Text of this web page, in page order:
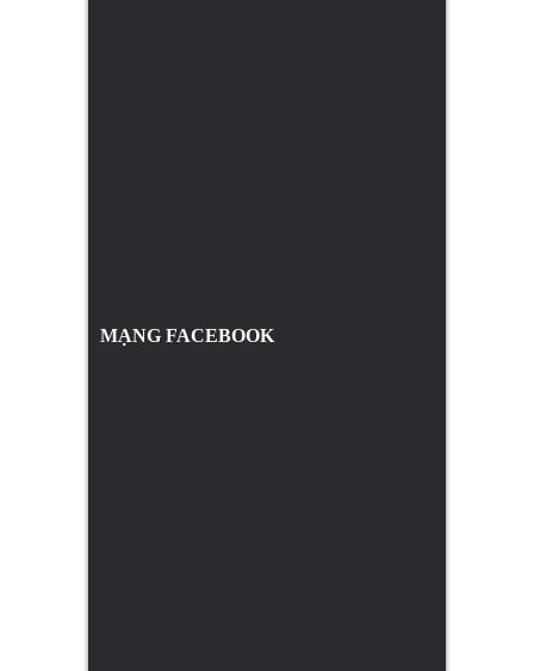
MẠNG FACEBOOK